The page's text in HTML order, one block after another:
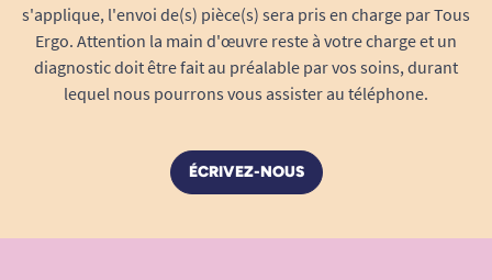
s'applique, l'envoi de(s) pièce(s) sera pris en charge par Tous
Ergo. Attention la main d'œuvre reste à votre charge et un
diagnostic doit être fait au préalable par vos soins, durant
lequel nous pourrons vous assister au téléphone.
ÉCRIVEZ-NOUS